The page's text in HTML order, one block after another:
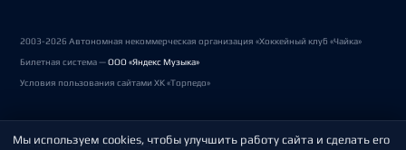
2003-2026 Автономная некоммерческая организация «Хоккейный клуб «Чайка»
Билетная система —ООО «Яндекс Музыка»
Условия пользования сайтами ХК «Торпедо»
Политика обработки персональных данных
Мы используем cookies, чтобы улучшить работу сайта и сделать его